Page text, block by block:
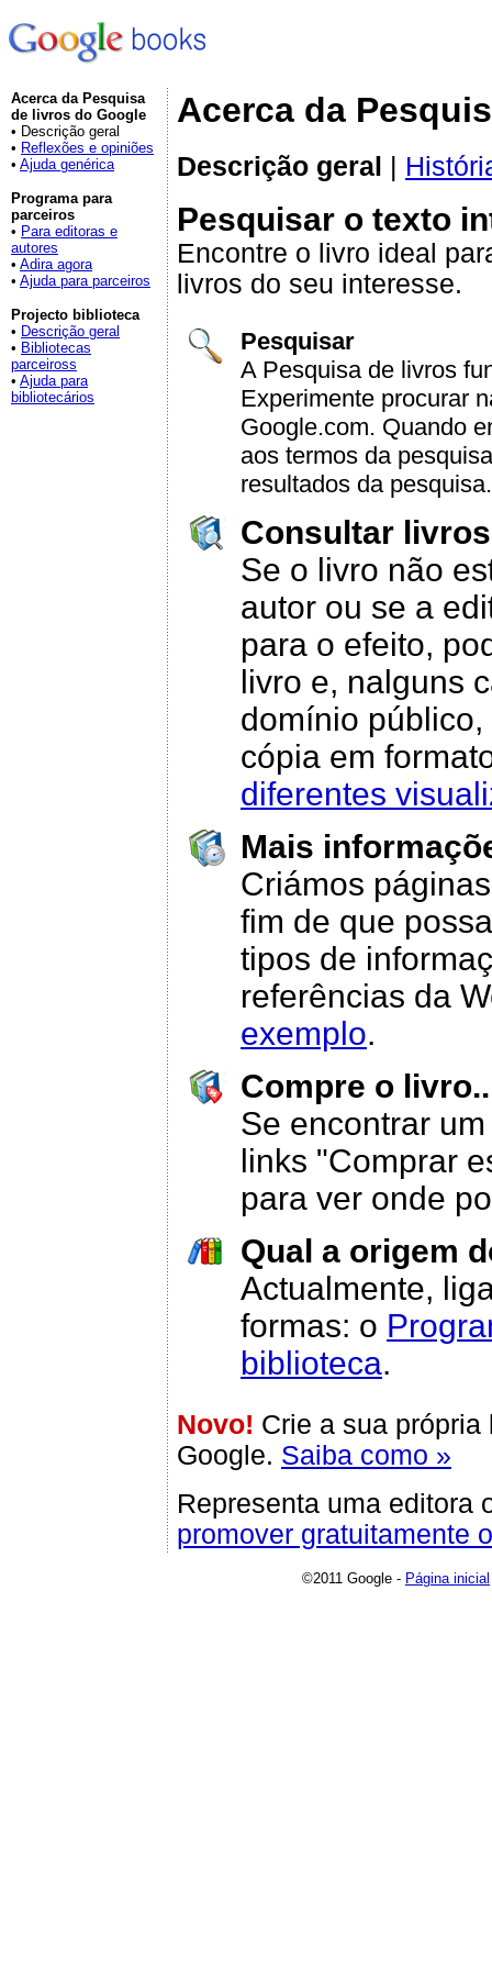
Acerca da Pesquisa
de livros do Google
• Descrição geral
• Reflexões e opiniões
• Ajuda genérica
Programa para
parceiros
• Para editoras e
autores
• Adira agora
• Ajuda para parceiros
Projecto biblioteca
• Descrição geral
• Bibliotecas
parceiross
• Ajuda para
bibliotecários
Acerca da
Descrição geral |
Pesquisar o texto
Encontre o livro ideal
livros do seu interesse.
Pesquisar
A Pesquisa de livros
Experimente procurar
Google.com. Quando
aos termos da
resultados da pesquisa.
Consultar
Se o livro não
autor ou se a
para o efeito,
livro e, nalguns
domínio
cópia em
diferentes
Mais
Criámos
fim de que
tipos de
referências da
exemplo.
Compre o
Se encontrar
links "Comprar
para ver onde
Qual a origem
Actualmente,
formas: o
biblioteca.
Novo! Crie a sua
Google. Saiba como »
Representa uma editora
promover gratuitamente
©2011 Google - Página inicial